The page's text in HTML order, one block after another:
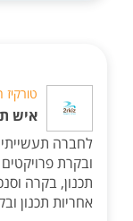
איש
לחברה
ובקרת
תכנון, בקרה
אחריות תכנון